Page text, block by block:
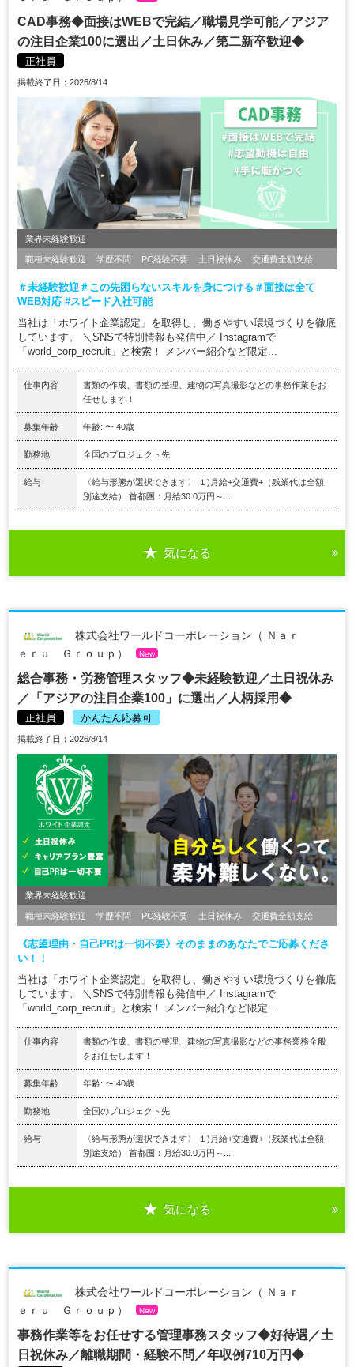
CAD事務◆面接はWEBで完結／職場見学可能／アジア
の注目企業100に選出／土日休み／第二新卒歓迎◆
正社員
掲載終了日：2026/8/14
業界未経験歓迎
職種未経験歓迎 学歴不問 PC経験不要 土日祝休み 交通費全額支給
＃未経験歓迎＃この先困らないスキルを身につける＃面接は全て
WEB対応 #スピード入社可能
当社は「ホワイト企業認定」を取得し、働きやすい環境づくりを徹底
しています。 ＼SNSで特別情報も発信中／ Instagramで
「world_corp_recruit」と検索！ メンバー紹介など限定...
仕事内容
書類の作成、書類の整理、建物の写真撮影などの事務作業をお
任せします！
募集年齢 年齢: 〜 40歳
勤務地 全国のプロジェクト先
給与
〈給与形態が選択できます〉 １)月給+交通費+（残業代は全額
別途支給） 首都圏：月給30.0万円～...
気になる
株式会社ワールドコーポレーション（ Ｎａｒ
ｅｒｕ Ｇｒｏｕｐ）
New
総合事務・労務管理スタッフ◆未経験歓迎／土日祝休み
／「アジアの注目企業100」に選出／人柄採用◆
正社員 かんたん応募可
掲載終了日：2026/8/14
業界未経験歓迎
職種未経験歓迎 学歴不問 PC経験不要 土日祝休み 交通費全額支給
《志望理由・自己PRは一切不要》そのままのあなたでご応募くださ
い！！
当社は「ホワイト企業認定」を取得し、働きやすい環境づくりを徹底
しています。 ＼SNSで特別情報も発信中／ Instagramで
「world_corp_recruit」と検索！ メンバー紹介など限定...
仕事内容
書類の作成、書類の整理、建物の写真撮影などの事務業務全般
をお任せします！
募集年齢 年齢: 〜 40歳
勤務地 全国のプロジェクト先
給与
〈給与形態が選択できます〉 １)月給+交通費+（残業代は全額
別途支給） 首都圏：月給30.0万円～...
気になる
株式会社ワールドコーポレーション（ Ｎａｒ
ｅｒｕ Ｇｒｏｕｐ）
New
事務作業等をお任せする管理事務スタッフ◆好待遇／土
日祝休み／離職期間・経験不問／年収例710万円◆